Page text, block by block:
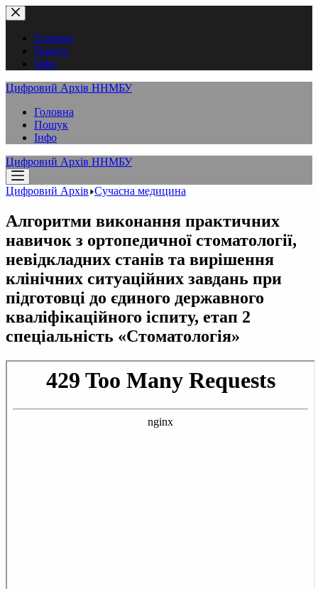
Перейти
до
вмістуГоловна
Пошук
Інфо
Цифровий Архів ННМБУ
Головна
Пошук
Інфо
Цифровий Архів ННМБУ
Цифровий Архів Сучасна медицина
Алгоритми виконання практичних
навичок з ортопедичної стоматології,
невідкладних станів та вирішення
клінічних ситуаційних завдань при
підготовці до єдиного державного
кваліфікаційного іспиту, етап 2
спеціальність «Стоматологія»